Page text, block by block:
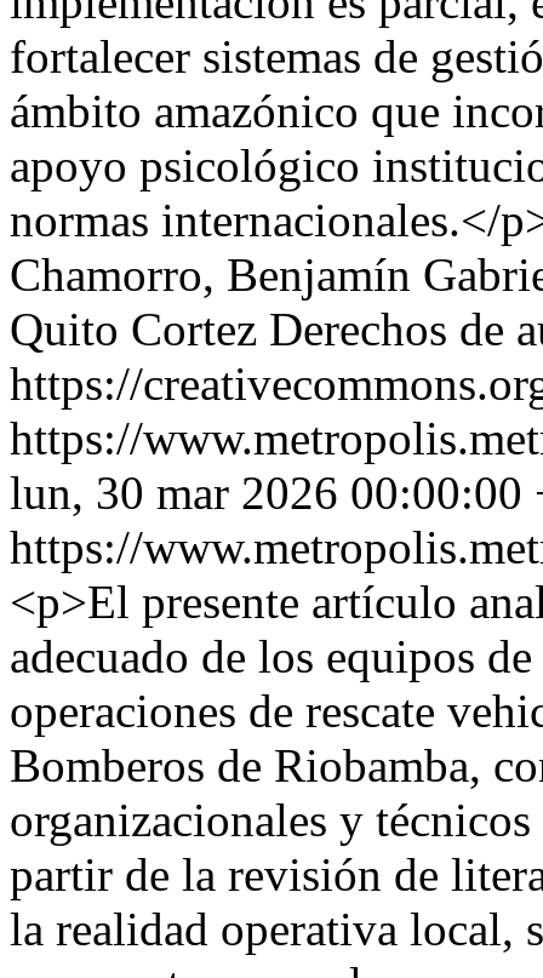
fortalecer sistemas de
ámbito amazónico que
apoyo psicológico
normas internacionales.</
Chamorro, Benjamín
Quito Cortez Derechos de
https://
https://
lun, 30 mar 2026 00:00:00
https://
<p>El presente artículo
adecuado de los equipos
operaciones de rescate
Bomberos de Riobamba,
organizacionales y
partir de la revisión de
la realidad operativa local,